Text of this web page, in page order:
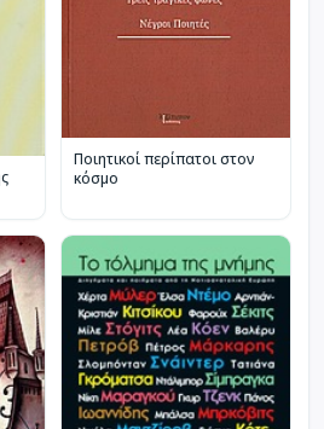
Ποιητικοί περίπατοι στον
κόσμο